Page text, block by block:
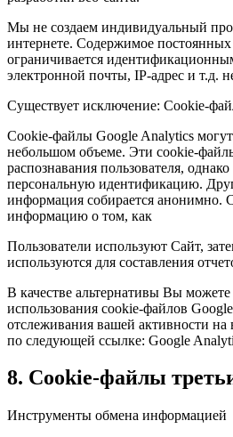
Мы не создаем индивидуальный
интернете. Содержимое
ограничивается
электронной почты, IP-адрес и т.д.
Существует исключение: Cookie-
Cookie-файлы Google Analytics могут
небольшом объеме. Эти cookie-
распознавания пользователя,
персональную идентификацию.
информация собирается анонимно.
информацию о том, как
Пользователи используют Сайт,
используются для составления
В качестве альтернативы Вы можете
использования cookie-файлов
отслеживания вашей активности на
по следующей ссылке: Google
8. Cookie-файлы
Инструменты обмена информацией